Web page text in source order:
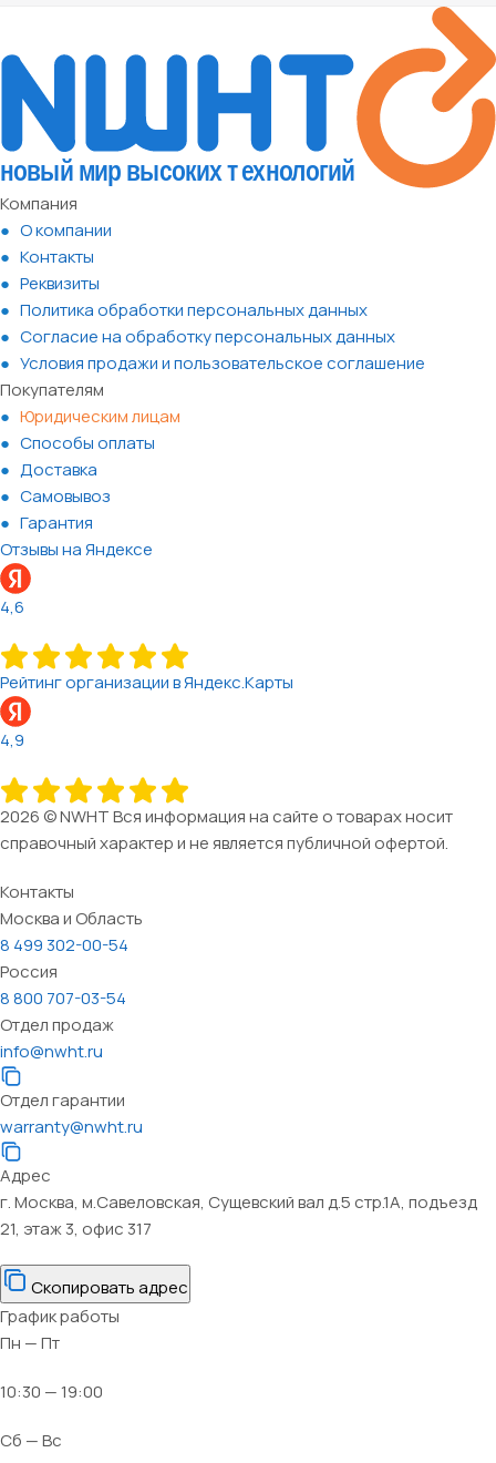
Компания
О компании
Контакты
Реквизиты
Политика обработки персональных данных
Согласие на обработку персональных данных
Условия продажи и пользовательское соглашение
Покупателям
Юридическим лицам
Способы оплаты
Доставка
Самовывоз
Гарантия
Отзывы на Яндексе
4,6
Рейтинг организации в Яндекс.Карты
4,9
2026 © NWHT Вся информация на сайте о товарах носит
справочный характер и не является публичной офертой.
Контакты
Москва и Область
8 499 302-00-54
Россия
8 800 707-03-54
Отдел продаж
info@nwht.ru
Отдел гарантии
warranty@nwht.ru
Адрес
г. Москва, м.Савеловская, Сущевский вал д.5 стр.1А, подъезд
21, этаж 3, офис 317
Скопировать адрес
График работы
Пн — Пт
10:30 — 19:00
Сб — Вс